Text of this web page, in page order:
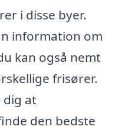
i disse byer.
information om
kan også nemt
frisører.
at
den bedste